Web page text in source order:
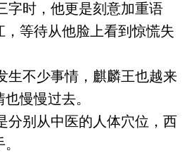
时，他更是刻意加重语
等待从他脸上看到惊慌失
不少事情，麒麟王也越来
慢慢过去。
别从中医的人体穴位，西